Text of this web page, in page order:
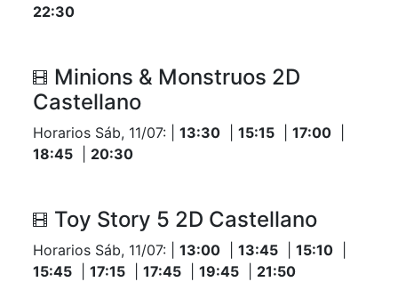
22:30
Minions & Monstruos 2D
Castellano
Horarios Sáb, 11/07: |13:30 |15:15 |17:00
18:45
20:30
Toy Story 5 2D Castellano
Horarios Sáb, 11/07: |13:00 |13:45 |15:10
15:45 |17:15 |17:45 |19:45 21:50